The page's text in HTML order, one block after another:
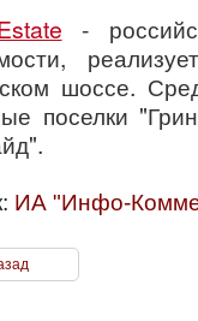
-
шоссе.
поселки
ИА "Инфо-